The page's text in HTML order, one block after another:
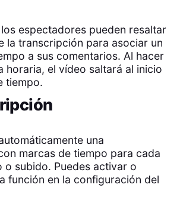
espectadores pueden resaltar
la transcripción para asociar un
a sus comentarios. Al hacer
horaria, el vídeo saltará al inicio
tiempo.
una
marcas de tiempo para cada
o subido. Puedes activar o
función en la configuración del